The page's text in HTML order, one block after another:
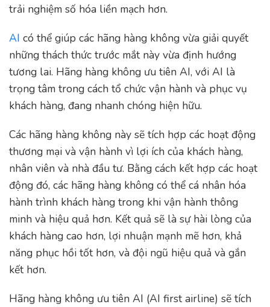
trải nghiệm số hóa liền mạch hơn.
AI có thể giúp các hãng hàng không vừa giải quyết
những thách thức trước mắt này vừa định hướng
tương lai. Hãng hàng không ưu tiên AI, với AI là
trọng tâm trong cách tổ chức vận hành và phục vụ
khách hàng, đang nhanh chóng hiện hữu.
Các hãng hàng không này sẽ tích hợp các hoạt động
thương mại và vận hành vì lợi ích của khách hàng,
nhân viên và nhà đầu tư. Bằng cách kết hợp các hoạt
động đó, các hãng hàng không có thể cá nhân hóa
hành trình khách hàng trong khi vận hành thông
minh và hiệu quả hơn. Kết quả sẽ là sự hài lòng của
khách hàng cao hơn, lợi nhuận mạnh mẽ hơn, khả
năng phục hồi tốt hơn, và đội ngũ hiệu quả và gắn
kết hơn.
Hãng hàng không ưu tiên AI (AI first airline) sẽ tích